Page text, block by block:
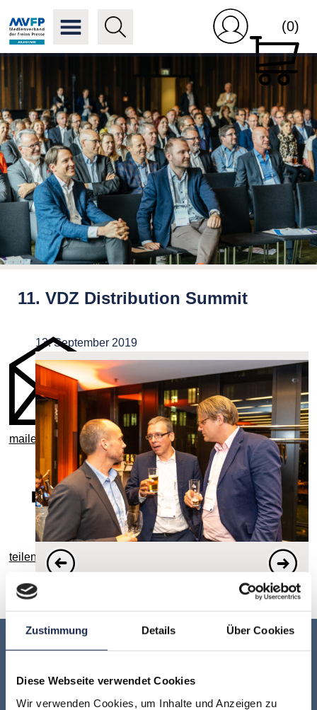
Zustimmung Details Über Cookies
Diese Webseite verwendet Cookies
Wir verwenden Cookies, um Inhalte und Anzeigen zu
(0)
11. VDZ Distribution Summit
mailen
teilen
twittern
13. September 2019
zurück zur Übersicht
Keine Veranstaltung mehr verpassen:
Jetzt für denMVFP Akademie